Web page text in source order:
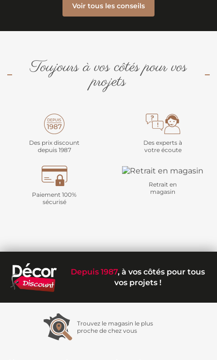
Voir tous les conseils
Toujours à vos côtés pour vos
projets
Des prix discount
depuis 1987
Des experts à
votre écoute
Paiement 100%
sécurisé
Retrait en
magasin
Depuis 1987, à vos côtés pour tous
vos projets !
Trouvez le magasin le plus
proche de chez vous